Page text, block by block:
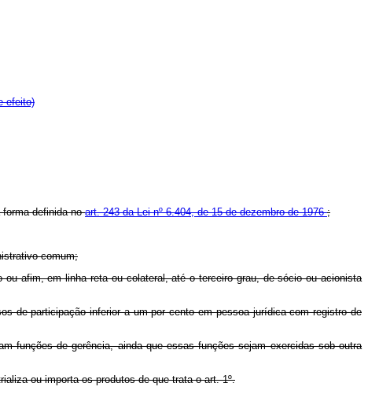
efeito)
forma definida noart. 243 da Lei nº 6.404, de 15 de dezembro de 1976;
comum;
afim, em linha reta ou colateral, até o terceiro grau, de sócio ou acionista
de participação inferior a um por cento em pessoa jurídica com registro de
funções de gerência, ainda que essas funções sejam exercidas sob outra
ou importa os produtos de que trata o art. 1º.